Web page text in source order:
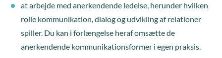
at arbejde med anerkendende ledelse, herunder hvilken
rolle kommunikation, dialog og udvikling af relationer
spiller. Du kan i forlængelse heraf omsætte de
anerkendende kommunikationsformer i egen praksis.